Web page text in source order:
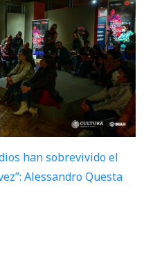
han sobrevivido el
Alessandro Questa